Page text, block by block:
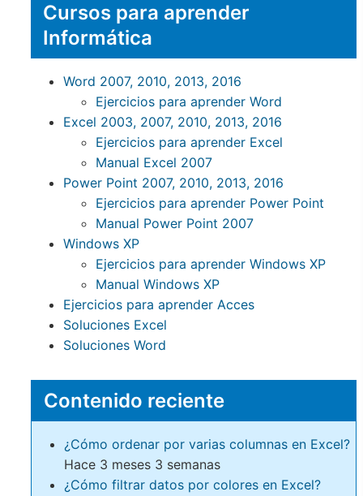
Cursos para aprender
Informática
Word 2007, 2010, 2013, 2016
Ejercicios para aprender Word
Excel 2003, 2007, 2010, 2013, 2016
Ejercicios para aprender Excel
Manual Excel 2007
Power Point 2007, 2010, 2013, 2016
Ejercicios para aprender Power Point
Manual Power Point 2007
Windows XP
Ejercicios para aprender Windows XP
Manual Windows XP
Ejercicios para aprender Acces
Soluciones Excel
Soluciones Word
Contenido reciente
¿Cómo ordenar por varias columnas en Excel?
Hace 3 meses 3 semanas
¿Cómo filtrar datos por colores en Excel?